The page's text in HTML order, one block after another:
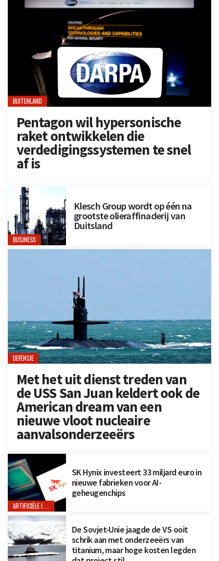
BUITENLAND
Pentagon wil hypersonische
raket ontwikkelen die
verdedigingssystemen te snel
af is
BUSINESS
Klesch Group wordt op één na
grootste olieraffinaderij van
Duitsland
DEFENSIE
Met het uit dienst treden van
de USS San Juan keldert ook de
American dream van een
nieuwe vloot nucleaire
aanvalsonderzeeërs
ARTIFICIËLE INTELLIGENTIE
SK Hynix investeert 33 miljard euro in
nieuwe fabrieken voor AI-
geheugenchips
De Sovjet-Unie jaagde de VS ooit
schrik aan met onderzeeërs van
titanium, maar hoge kosten legden